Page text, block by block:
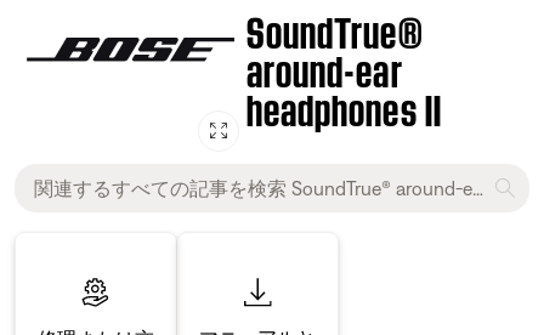
SoundTrue®
around-ear
headphones II